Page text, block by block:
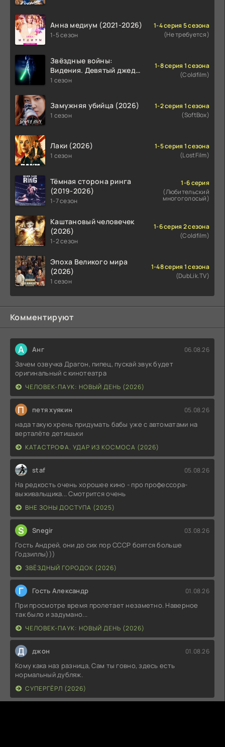
Анна медиум (2021-2026)
1-5 сезон
1-4 серия 5 сезона
(Не требуется)
Звёздные войны:
Видения. Девятый джедай
(2026)
1 сезон
1-8 серия 1 сезона
(Coldfilm)
Замужняя убийца (2026)
1 сезон
1-2 серия 1 сезона
(SoftBox)
Лаки (2026)
1 сезон
1-5 серия 1 сезона
(LostFilm)
Тёмная сторона ринга
(2019-2026)
1-7 сезон
1-6 серия
(Любительский
многоголосый)
Каштановый человечек
(2026)
1-2 сезон
1-6 серия 2 сезона
(Coldfilm)
Эпоха Великого мира
(2026)
1 сезон
1-48 серия 1 сезона
(DubLik.TV)
Комментируют
А Анг 06.08.26
Зачем озвучка Драгон, пипец, пускай звук будет
оригинальный с кинотеатра
ЧЕЛОВЕК-ПАУК: НОВЫЙ ДЕНЬ (2026)
П петя хуякин 05.08.26
нада такую хрень придумать бабы уже с автоматами на
верталёте детишьки
КАТАСТРОФА. УДАР ИЗ КОСМОСА (2026)
staf 05.08.26
На редкость очень хорошее кино - про профессора-
выживальщика... Смотрится очень
ВНЕ ЗОНЫ ДОСТУПА (2025)
S Snegir 03.08.26
Гость Андрей, они до сих пор СССР боятся больше
Годзиллы)))
ЗВЁЗДНЫЙ ГОРОДОК (2026)
Г Гость Александр 01.08.26
При просмотре время пролетает незаметно. Наверное
так было и задумано...
ЧЕЛОВЕК-ПАУК: НОВЫЙ ДЕНЬ (2026)
Д джон 01.08.26
Кому кака наз разница, Сам ты говно, здесь есть
нормальный дубляж.
СУПЕРГЁРЛ (2026)